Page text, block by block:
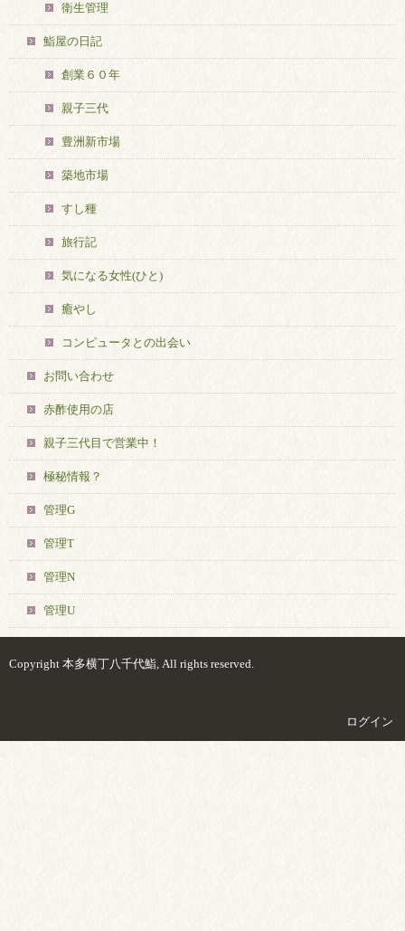
衛生管理
鮨屋の日記
創業６０年
親子三代
豊洲新市場
築地市場
すし種
旅行記
気になる女性(ひと)
癒やし
コンピュータとの出会い
お問い合わせ
赤酢使用の店
親子三代目で営業中！
極秘情報？
管理G
管理T
管理N
管理U
Copyright 本多横丁八千代鮨, All rights reserved.
ログイン